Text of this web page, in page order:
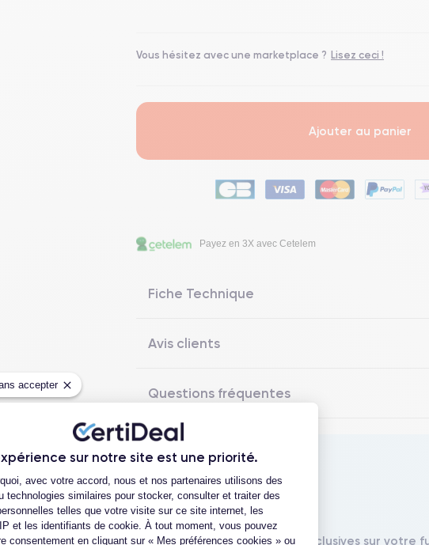
accepter
sur notre site est une priorité.
de Gestion du Consentement :
avec votre accord, nous et nos partenaires utilisons des
technologies similaires pour stocker, consulter et traiter des
telles que votre visite sur ce site internet, les
et les identifiants de cookie. À tout moment, vous pouvez
consentement en cliquant sur « Mes préférences cookies » ou
Vous hésitez avec une marketplace ? Lisez ceci !
Ajouter au panier
Payez en 3X avec Cetelem
Fiche Technique
Avis clients
Questions fréquentes
garanties CertiDeal
En achetant ici, vous bénéficiez de garanties exclusives sur votre